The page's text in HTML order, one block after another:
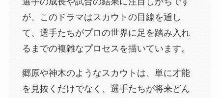
が、このドラマはスカウトの目線を通し
て、選手たちがプロの世界に足を踏み入れ
るまでの複雑なプロセスを描いています。
郷原や神木のようなスカウトは、単に才能
を見抜くだけでなく、選手たちが将来どん